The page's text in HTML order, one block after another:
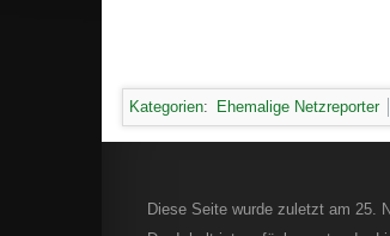
Kategorien: Ehemalige Netzreporter
Diese Seite wurde zuletzt am 25.